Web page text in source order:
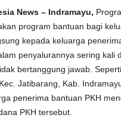
News – Indramayu,
program bantuan bagi
kepada keluarga
penyalurannya sering kali
bertanggung jawab.
Jatibarang, Kab.
penerima bantuan PKH
PKH tersebut.